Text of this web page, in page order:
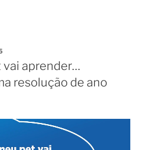
vai aprender…
resolução de ano